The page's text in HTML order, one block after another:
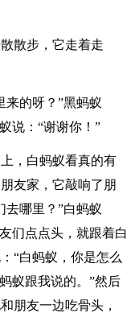
散步，它走着走
来的呀？”黑蚂蚁
说：“谢谢你！”
，白蚂蚁看真的有
友家，它敲响了朋
去哪里？”白蚂蚁
们点点头，就跟着白
“白蚂蚁，你是怎么
蚁跟我说的。”然后
朋友一边吃骨头，